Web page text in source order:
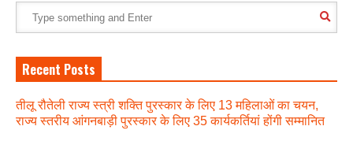
Recent Posts
तीलू रौतेली राज्य स्त्री शक्ति पुरस्कार के लिए 13 महिलाओं का चयन,
राज्य स्तरीय आंगनबाड़ी पुरस्कार के लिए 35 कार्यकर्तियां होंगी सम्मानित